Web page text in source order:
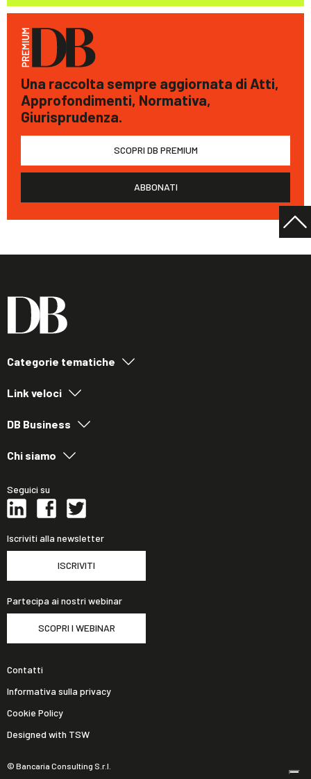
Una raccolta sempre aggiornata di Atti,
Approfondimenti, Normativa,
Giurisprudenza.
SCOPRI DB PREMIUM
ABBONATI
Categorie tematiche
Link veloci
DB Business
Chi siamo
Seguici su
Iscriviti alla newsletter
ISCRIVITI
Partecipa ai nostri webinar
SCOPRI I WEBINAR
© Bancaria Consulting S.r.l.
Contatti
Informativa sulla privacy
Cookie Policy
Designed with TSW